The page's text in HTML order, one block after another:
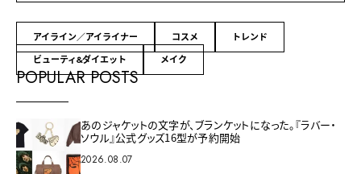
アイライン／アイライナー コスメ
トレンド
ビューティ&ダイエット
メイク
POPULAR POSTS
あのジャケットの文字が、ブランケットになった。『ラバー・
ソウル』公式グッズ16型が予約開始
2026.08.07